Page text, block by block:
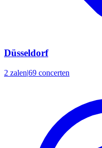
Düsseldorf
2 zalen|69 concerten